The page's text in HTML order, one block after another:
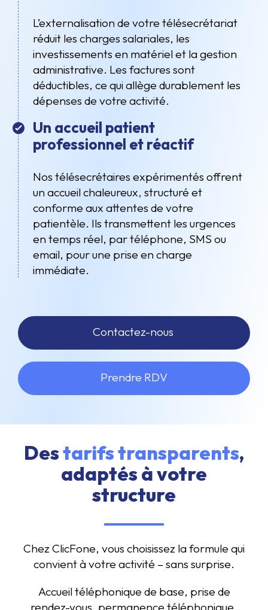
L’externalisation de votre télésecrétariat
réduit les charges salariales, les
investissements en matériel et la gestion
administrative. Les factures sont
déductibles, ce qui allège durablement les
dépenses de votre activité.
Un accueil patient
professionnel et réactif
Nos télésecrétaires expérimentés offrent
un accueil chaleureux, structuré et
conforme aux attentes de votre
patientèle. Ils transmettent les urgences
en temps réel, par téléphone, SMS ou
email, pour une prise en charge
immédiate.
Contactez-nous
Prendre RDV
Destarifs transparents,
adaptés à votre
structure
Chez ClicFone, vous choisissez la formule qui
convient à votre activité – sans surprise.
Accueil téléphonique de base, prise de
rendez-vous, permanence téléphonique,